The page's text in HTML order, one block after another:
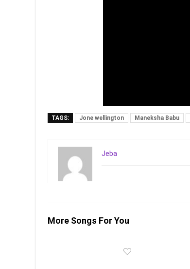
TAGS: Jone wellington Maneksha Babu
Jeba
More Songs For You